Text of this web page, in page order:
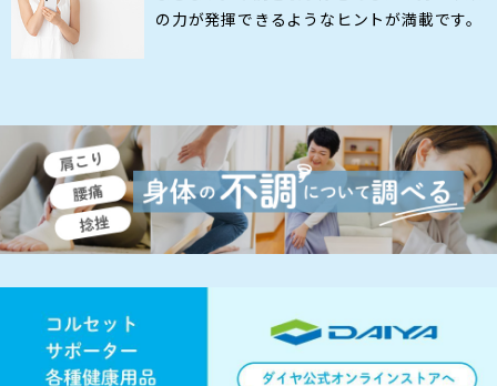
の力が発揮できるようなヒントが満載です。